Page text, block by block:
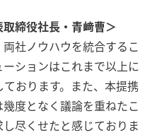
締役社長・青﨑曹＞
社ノウハウを統合するこ
ションはこれまで以上に
おります。また、本提携
度となく議論を重ねたこ
尽くせたと感じておりま